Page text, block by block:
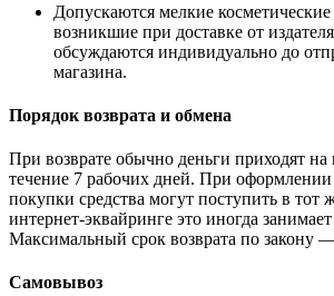
Допускаются мелкие
возникшие при доставке от
обсуждаются индивидуально до
магазина.
Порядок возврата и обмена
При возврате обычно деньги приходят на
течение 7 рабочих дней. При оформлении
покупки средства могут поступить в тот
интернет-эквайринге это иногда
Максимальный срок возврата по закону
Самовывоз